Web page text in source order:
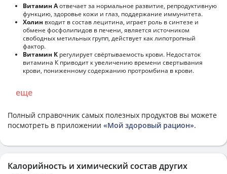
Витамин Аотвечает за нормальное развитие, репродуктивную
функцию, здоровье кожи и глаз, поддержание иммунитета.
Холин входит в состав лецитина, играет роль в синтезе и
обмене фосфолипидов в печени, является источником
свободных метильных групп, действует как липотропный
фактор.
Витамин К регулирует свёртываемость крови. Недостаток
витамина К приводит к увеличению времени свертывания
крови, пониженному содержанию протромбина в крови.
еще
Полный справочник самых полезных продуктов вы можете
посмотреть в приложении «Мой здоровый рацион».
Калорийность и химический состав других